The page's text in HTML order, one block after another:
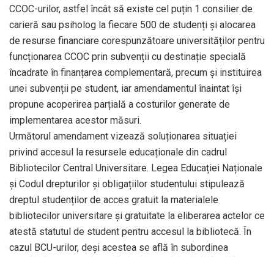
CCOC-urilor, astfel încât să existe cel puțin 1 consilier de
carieră sau psiholog la fiecare 500 de studenți și alocarea
de resurse financiare corespunzătoare universităților pentru
funcționarea CCOC prin subvenții cu destinație specială
încadrate în finanțarea complementară, precum și instituirea
unei subvenții pe student, iar amendamentul înaintat își
propune acoperirea parțială a costurilor generate de
implementarea acestor măsuri.
Următorul amendament vizează soluționarea situației
privind accesul la resursele educaționale din cadrul
Bibliotecilor Central Universitare. Legea Educației Naționale
și Codul drepturilor și obligațiilor studentului stipulează
dreptul studenților de acces gratuit la materialele
bibliotecilor universitare și gratuitate la eliberarea actelor ce
atestă statutul de student pentru accesul la bibliotecă. În
cazul BCU-urilor, deși acestea se află în subordinea